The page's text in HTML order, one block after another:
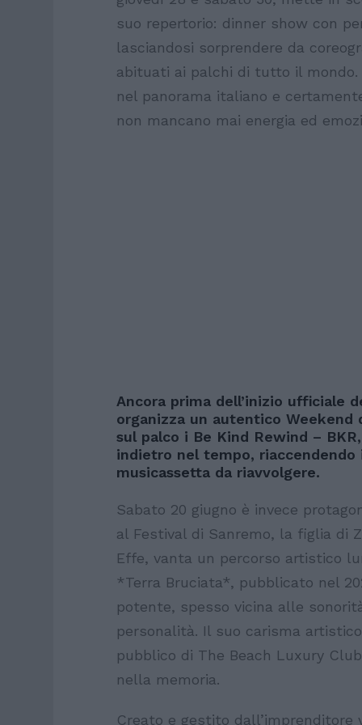
suo repertorio: dinner show con
lasciandosi sorprendere da
abituati ai palchi di tutto il
nel panorama italiano e
non mancano mai energia ed
Ancora prima dell’inizio ufficiale
organizza un autentico Weekend
sul palco i Be Kind Rewind –
indietro nel tempo,
musicassetta da riavvolgere.
Sabato 20 giugno è invece
al Festival di Sanremo, la figlia di
Effe, vanta un percorso artistico
*Terra Bruciata*, pubblicato nel
potente, spesso vicina alle
personalità. Il suo carisma
pubblico di The Beach Luxury
nella memoria.
Creato e gestito dall’imprenditore